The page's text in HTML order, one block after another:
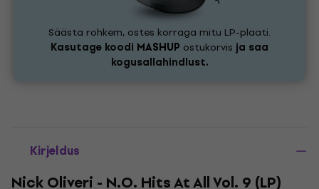
Säästa rohkem, ostes korraga mitu LP-plaati.
Kasutage koodi MASHUP ostukorvis ja saa
kogusallahindlust.
Kirjeldus
Nick Oliveri - N.O. Hits At All Vol. 9 (LP)